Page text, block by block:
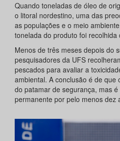
Quando toneladas de óleo de
o litoral nordestino, uma das
as populações e o meio
tonelada do produto foi recolhida
Menos de três meses depois do
pesquisadores da UFS
pescados para avaliar a
ambiental. A conclusão é de que
do patamar de segurança, mas
permanente por pelo menos dez